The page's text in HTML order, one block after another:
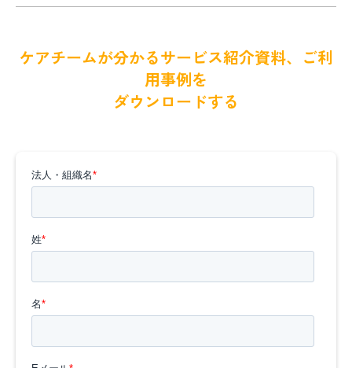
ケアチームが分かるサービス紹介資料、ご利
用事例を
ダウンロードする